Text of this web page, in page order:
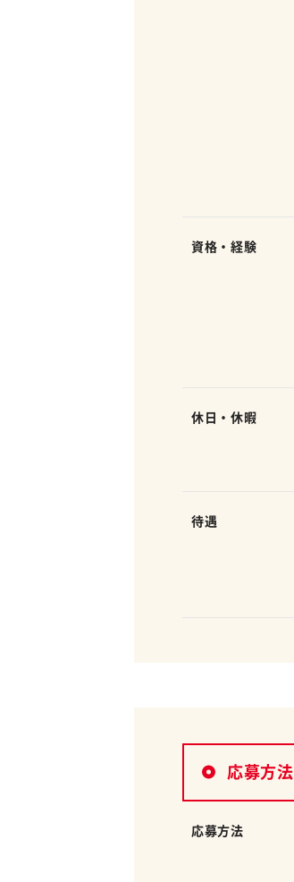
資格・経験
休日・休暇
待遇
応募方法
応募方法